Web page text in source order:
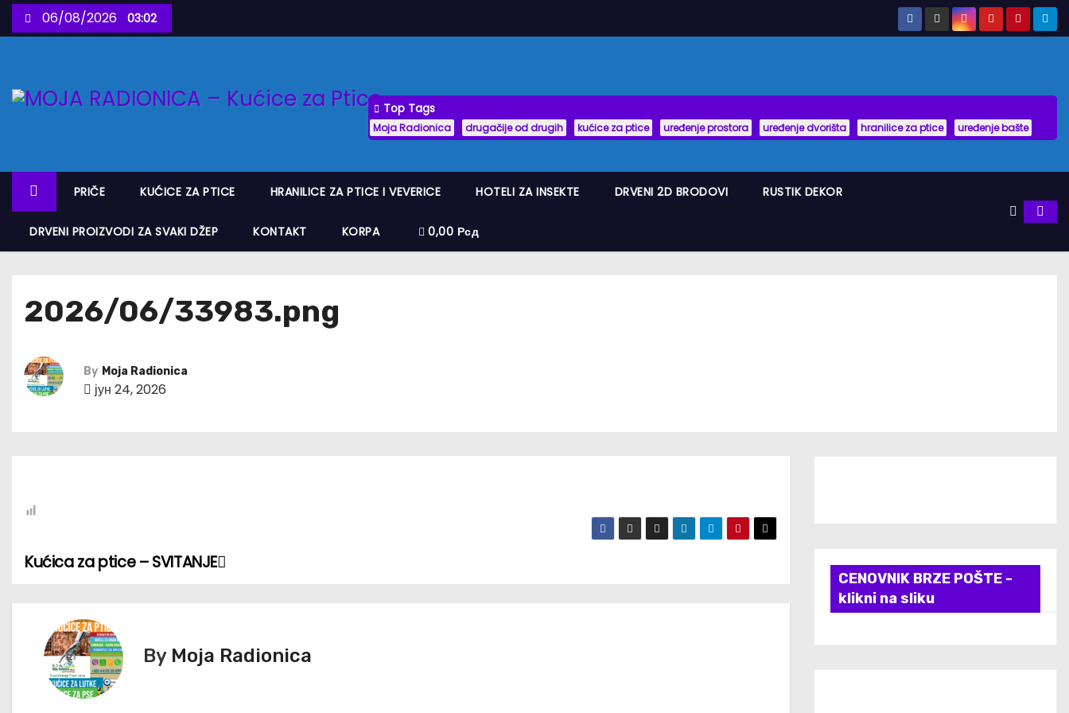
k
n
06/08/2026 03:02
Top Tags
Moja Radionica drugačije od drugih kućice za ptice uređenje prostora uređenje dvorišta hranilice za ptice uređenje bašte
PRIČE KUĆICE ZA PTICE HRANILICE ZA PTICE I VEVERICE HOTELI ZA INSEKTE DRVENI 2D BRODOVI RUSTIK DEKOR
DRVENI PROIZVODI ZA SVAKI DŽEP KONTAKT KORPA 0,00 Рсд
2026/06/33983.png
By Moja Radionica
јун 24, 2026
К
р
Kućica za ptice – SVITANJE
By Moja Radionica
CENOVNIK BRZE POŠTE -
klikni na sliku